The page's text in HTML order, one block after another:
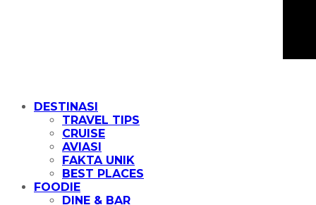
DESTINASI
TRAVEL TIPS
CRUISE
AVIASI
FAKTA UNIK
BEST PLACES
FOODIE
DINE & BAR